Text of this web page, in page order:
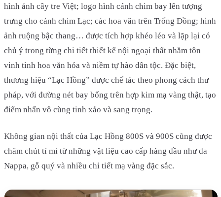
hình ảnh cây tre Việt; logo hình cánh chim bay lên tượng
trưng cho cánh chim Lạc; các hoa văn trên Trống Đồng; hình
ảnh ruộng bậc thang… được tích hợp khéo léo và lặp lại có
chủ ý trong từng chi tiết thiết kế nội ngoại thất nhằm tôn
vinh tinh hoa văn hóa và niềm tự hào dân tộc. Đặc biệt,
thương hiệu “Lạc Hồng” được chế tác theo phong cách thư
pháp, với đường nét bay bổng trên hợp kim mạ vàng thật, tạo
điểm nhấn vô cùng tinh xảo và sang trọng.
Không gian nội thất của Lạc Hồng 800S và 900S cũng được
chăm chút tỉ mỉ từ những vật liệu cao cấp hàng đầu như da
Nappa, gỗ quý và nhiều chi tiết mạ vàng đặc sắc.